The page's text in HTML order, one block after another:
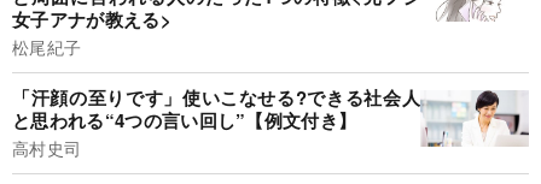
女子アナが教える>
松尾紀子
「汗顔の至りです」使いこなせる?できる社会人
と思われる“4つの言い回し”【例文付き】
高村史司